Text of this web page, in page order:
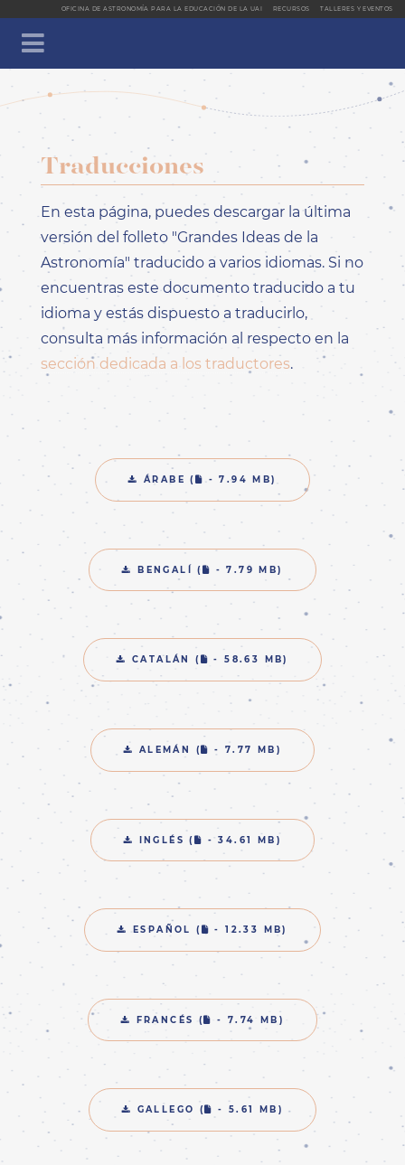
OFICINA DE ASTRONOMÍA PARA LA EDUCACIÓN DE LA UAI RECURSOS TALLERES Y EVENTOS
CLOSE
ACERCA DE
FOLLETO Y TRADUCCIONES
PARTICIPA
LANGUAGE DROPDOWN MENU
EN - INGLÉS - ENGLISH
AR - ÁRABE - العربيّة
CA - CATALÁN -
DE - ALEMÁN -
ES - ESPAÑOL
HI - HINDI - हिंदी
IT - ITALIANO -
ITALIANO
PT-PT - PORTUGUÉS
PT - PORTUGUÊS PT
RO - RUMANO -
ROMÂNĂ
ZH-HANS - CHINO
SIMPLIFICADO - 简体中
ZH-HANT - CHINO
TRADICIONAL - 繁體中文
Traducciones
En esta página, puedes descargar la última
versión del folleto "Grandes Ideas de la
Astronomía" traducido a varios idiomas. Si no
encuentras este documento traducido a tu
idioma y estás dispuesto a traducirlo,
consulta más información al respecto en la
sección dedicada a los traductores.
ÁRABE ( FILE
- 7.94 MB)
BENGALÍ ( FILE
- 7.79 MB)
CATALÁN ( FILE
- 58.63 MB)
ALEMÁN ( FILE
- 7.77 MB)
INGLÉS ( FILE
- 34.61 MB)
ESPAÑOL ( FILE
- 12.33 MB)
FRANCÉS ( FILE
- 7.74 MB)
GALLEGO ( FILE
- 5.61 MB)